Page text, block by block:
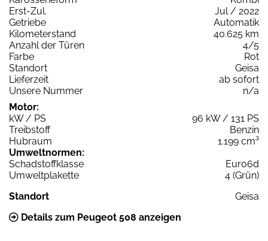
Erst-Zul.
Jul / 2022
Getriebe
Automatik
Kilometerstand
40.625 km
Anzahl der Türen
4/5
Farbe
Rot
Standort
Geisa
Lieferzeit
ab sofort
Unsere Nummer
n/a
Motor:
kW / PS
96 kW / 131 PS
Treibstoff
Benzin
Hubraum
1.199 cm³
Umweltnormen:
Schadstoffklasse
Euro6d
Umweltplakette
4 (Grün)
Standort
Geisa
Details zum Peugeot 508 anzeigen